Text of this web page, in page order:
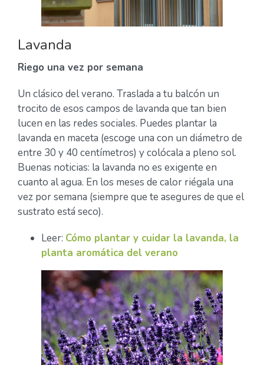
Lavanda
Riego una vez por semana
Un clásico del verano. Traslada a tu balcón un
trocito de esos campos de lavanda que tan bien
lucen en las redes sociales. Puedes plantar la
lavanda en maceta (escoge una con un diámetro de
entre 30 y 40 centímetros) y colócala a pleno sol.
Buenas noticias: la lavanda no es exigente en
cuanto al agua. En los meses de calor riégala una
vez por semana (siempre que te asegures de que el
sustrato está seco).
Leer: Cómo plantar y cuidar la lavanda, la
planta aromática del verano